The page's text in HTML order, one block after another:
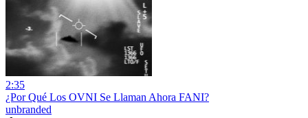
2:35
¿Por Qué Los OVNI Se Llaman Ahora FANI?
unbranded